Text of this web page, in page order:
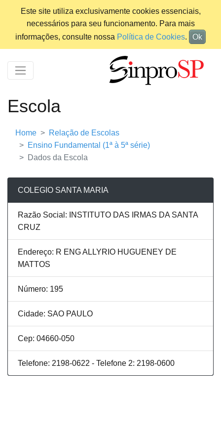
Este site utiliza exclusivamente cookies essenciais,
necessários para seu funcionamento. Para mais
informações, consulte nossa Política de Cookies. Ok
Escola
Home
Relação de Escolas
Ensino Fundamental (1ª à 5ª série)
Dados da Escola
COLEGIO SANTA MARIA
Razão Social: INSTITUTO DAS IRMAS DA SANTA
CRUZ
Endereço: R ENG ALLYRIO HUGUENEY DE
MATTOS
Número: 195
Cidade: SAO PAULO
Cep: 04660-050
Telefone: 2198-0622 - Telefone 2: 2198-0600